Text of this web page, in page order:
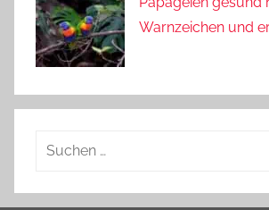
Warnzeichen und
Suchen